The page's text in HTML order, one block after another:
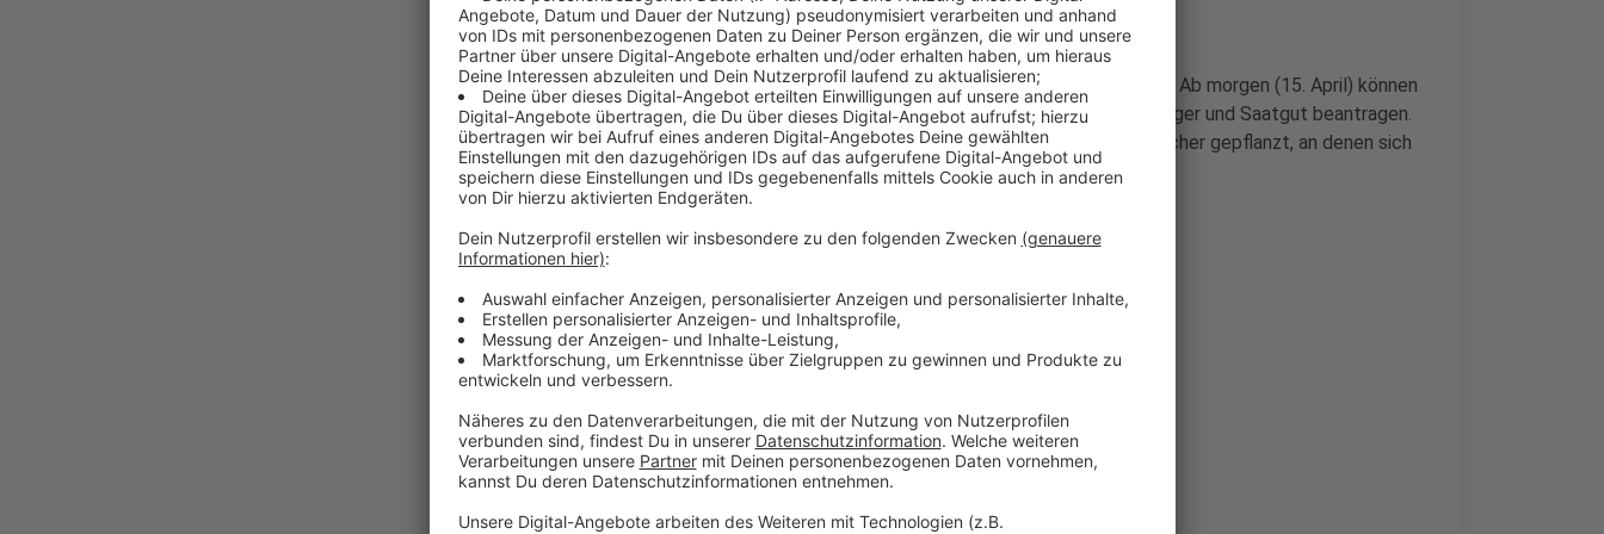
So kann das Klima geschützt werden und Müll vermieden werden. Ab morgen (15. April) können
Vereine, KiTas oder Nachbarschaften ein Hochbeet mit Erde, Dünger und Saatgut beantragen.
Auf Spielplätzen in unserer Stadt werden außerdem Beerensträucher gepflanzt, an denen sich
Düsseldorfer:innen bedienen können.
Weitere Infos und Links zum Thema:
Anzeige
Die Infos der Stadt & das Antragsformular
"Essbare Stadt" 2021